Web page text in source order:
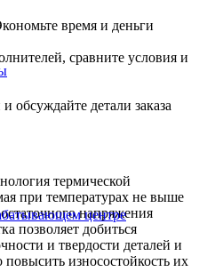
центре
время и деньги
сравните условия и
обсуждайте детали заказа
термической
при температурах не выше
напряжения
позволяет добиться
и твердости деталей и
повысить износостойкость их